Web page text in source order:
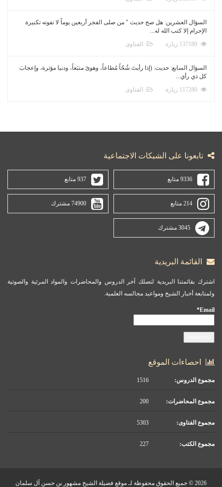
السؤال العشرين: هل صح حديث " من صلى الفجر أربعين يوماً لا تفوته تكبيرة
الإحرام إلا كتب الله له...
الفتاوى
السؤال السابع: حديث: (إذا رأيتَ شُحّاً مُطاعاً، وهوىً متبَعاً، ودنيا مؤثرة، وإعجابَ
كل ذي رأي...
الفتاوى
تابعونا على الشبكات الاجتماعية
9336 متابع 937 متابع
214 متابع 74900 مشترك
3045 مشترك
القائمة البريدية
اشترك بقائمتنا البريدية لتصلك آخر الدروس والمحاضرات والمواد المرئية والصوتية
ولمتابعة أخبار الشيخ ومواعيد مجالسه العلمية.
Email*
احصاءات الموقع
مجموع الدروس:
مجموع المحاضرات:
مجموع الفتاوى:
مجموع الكتب:
2026 © جميع الحقوق محفوظة لـ موقع فضيلة الشيخ مشهور بن حسن آل سلمان